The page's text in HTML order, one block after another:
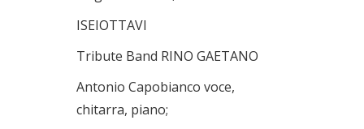
ISEIOTTAVI
Tribute Band RINO GAETANO
Antonio Capobianco voce,
chitarra, piano;